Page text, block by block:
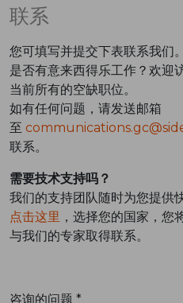
联系
您可填写并提交下表联系我们。
是否有意来西得乐工作？欢迎
当前所有的空缺职位。
如有任何问题，请发送邮箱
至
联系。
需要技术支持吗？
我们的支持团队随时为您提供
点击这里 ，选择您的国家，您
与我们的专家取得联系。
咨询的问题 *